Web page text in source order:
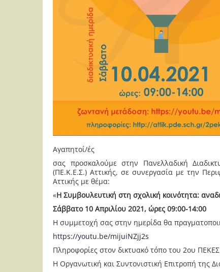
Αγαπητοί/ές
σας προσκαλούμε στην Πανελλαδική
(ΠΕ.Κ.Ε.Σ.) Αττικής, σε συνεργασία με την
Αττικής με θέμα:
«Η Συμβουλευτική στη σχολική κοινότητα:
Σάββατο 10 Απριλίου 2021, ώρες 09:00-14:00
Η συμμετοχή σας στην ημερίδα θα
https://youtu.be/mijuiNZjj2s
Πληροφορίες στον δικτυακό τόπο του 2ου ΠΕΚΕΣ
Η Οργανωτική και Συντονιστική Επιτροπή της